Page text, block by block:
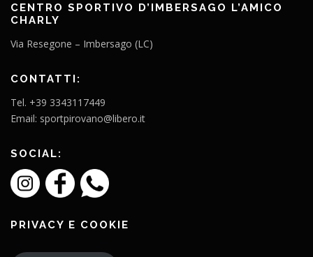
CENTRO SPORTIVO D’IMBERSAGO L’AMICO
CHARLY
Via Resegone – Imbersago (LC)
CONTATTI:
Tel. +39 3343117449
Email: sportpirovano@libero.it
SOCIAL:
PRIVACY E COOKIE